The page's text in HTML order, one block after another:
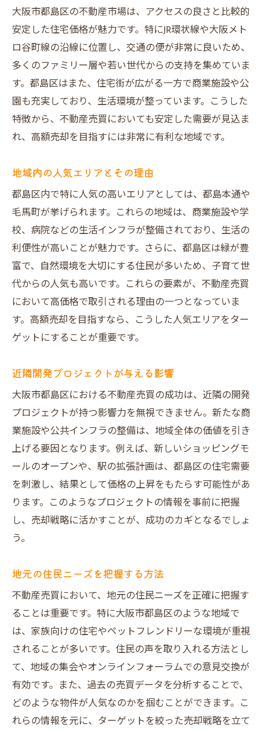
大阪市都島区の不動産市場は、アクセスの良さと比較的
安定した住宅価格が魅力です。特にJR環状線や大阪メト
ロ谷町線の沿線に位置し、交通の便が非常に良いため、
多くのファミリー層や若い世代からの支持を集めていま
す。都島区はまた、住宅街が広がる一方で商業施設や公
園も充実しており、生活環境が整っています。こうした
特徴から、不動産売買においても安定した需要が見込ま
れ、高額売却を目指すには非常に有利な地域です。
地域内の人気エリアとその理由
都島区内で特に人気の高いエリアとしては、都島本通や
毛馬町が挙げられます。これらの地域は、商業施設や学
校、病院などの生活インフラが整備されており、生活の
利便性が高いことが魅力です。さらに、都島区は緑が豊
富で、自然環境を大切にする住民が多いため、子育て世
代からの人気も高いです。これらの要素が、不動産売買
において高価格で取引される理由の一つとなっていま
す。高額売却を目指すなら、こうした人気エリアをター
ゲットにすることが重要です。
近隣開発プロジェクトが与える影響
大阪市都島区における不動産売買の成功は、近隣の開発
プロジェクトが持つ影響力を無視できません。新たな商
業施設や公共インフラの整備は、地域全体の価値を引き
上げる要因となります。例えば、新しいショッピングモ
ールのオープンや、駅の拡張計画は、都島区の住宅需要
を刺激し、結果として価格の上昇をもたらす可能性があ
ります。このようなプロジェクトの情報を事前に把握
し、売却戦略に活かすことが、成功のカギとなるでしょ
う。
地元の住民ニーズを把握する方法
不動産売買において、地元の住民ニーズを正確に把握す
ることは重要です。特に大阪市都島区のような地域で
は、家族向けの住宅やペットフレンドリーな環境が重視
されることが多いです。住民の声を取り入れる方法とし
て、地域の集会やオンラインフォーラムでの意見交換が
有効です。また、過去の売買データを分析することで、
どのような物件が人気なのかを掴むことができます。こ
れらの情報を元に、ターゲットを絞った売却戦略を立て